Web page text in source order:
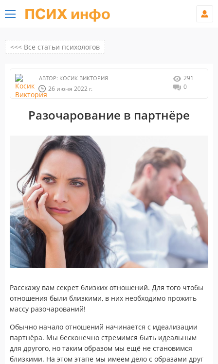
ПСИХ инфо
<<< Все статьи психологов
АВТОР: КОСИК ВИКТОРИЯ
26 июня 2022 г.
291
0
Разочарование в партнёре
Расскажу вам секрет близких отношений. Для того чтобы
отношения были близкими, в них необходимо прожить
массу разочарований!
Обычно начало отношений начинается с идеализации
партнёра. Мы бесконечно стремимся быть идеальным
для другого, но таким образом мы ещё не становимся
близкими. На этом этапе мы имеем дело с образами друг